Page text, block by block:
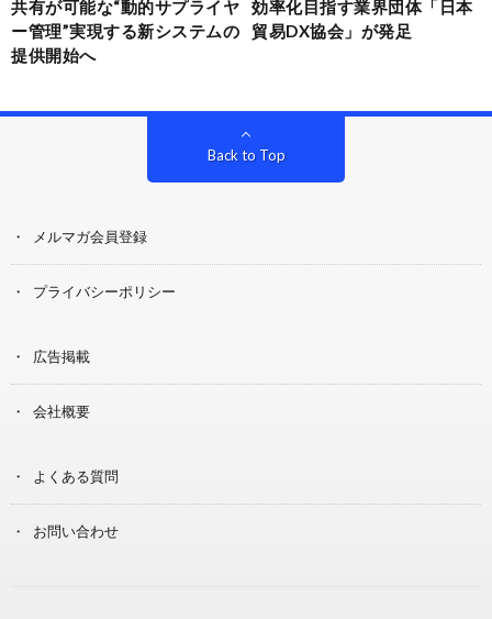
共有が可能な“動的サプライヤ
ー管理”実現する新システムの
提供開始へ
効率化目指す業界団体「日本
貿易DX協会」が発足
Back to Top
メルマガ会員登録
プライバシーポリシー
広告掲載
会社概要
よくある質問
お問い合わせ